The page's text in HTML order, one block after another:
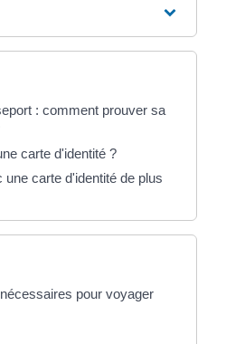
: comment prouver sa
carte d'identité ?
une carte d'identité de plus
pour voyager